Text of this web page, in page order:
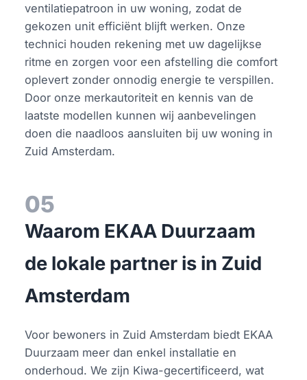
ventilatiepatroon in uw woning, zodat de
gekozen unit efficiënt blijft werken. Onze
technici houden rekening met uw dagelijkse
ritme en zorgen voor een afstelling die comfort
oplevert zonder onnodig energie te verspillen.
Door onze merkautoriteit en kennis van de
laatste modellen kunnen wij aanbevelingen
doen die naadloos aansluiten bij uw woning in
Zuid Amsterdam.
05
Waarom EKAA Duurzaam
de lokale partner is in Zuid
Amsterdam
Voor bewoners in Zuid Amsterdam biedt EKAA
Duurzaam meer dan enkel installatie en
onderhoud. We zijn Kiwa-gecertificeerd, wat